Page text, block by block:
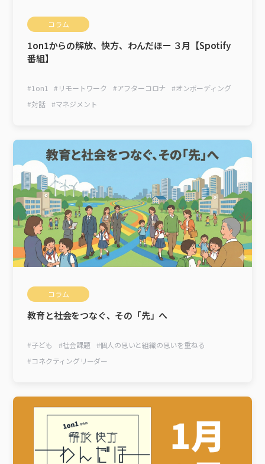
コラム
1on1からの解放、快方、わんだほー ３月【Spotify
番組】
#1on1 # リモートワーク #アフターコロナ #オンボーディング
#対話 #マネジメント
コラム
教育と社会をつなぐ、その「先」へ
#子ども #社会課題 #個人の思いと組織の思いを重ねる
#コネクティングリーダー